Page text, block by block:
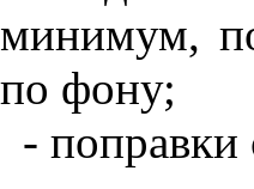
минимум,
по фону;
- поправки